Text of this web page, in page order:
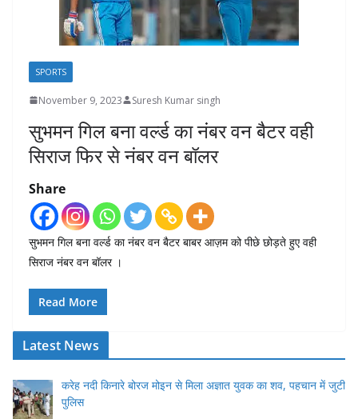
SPORTS
November 9, 2023 Suresh Kumar singh
सुभमन गिल बना वर्ल्ड का नंबर वन बैटर वही
सिराज फिर से नंबर वन बॉलर
Share
सुभमन गिल बना वर्ल्ड का नंबर वन बैटर बाबर आज़म को पीछे छोड़ते हुए वही
सिराज नंबर वन बॉलर ।
Read More
Latest News
करेह नदी किनारे बोरज मोइन से मिला अज्ञात युवक का शव, पहचान में जुटी
पुलिस